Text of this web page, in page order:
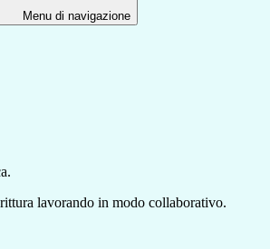
Menu di navigazione
lavorando in modo collaborativo.